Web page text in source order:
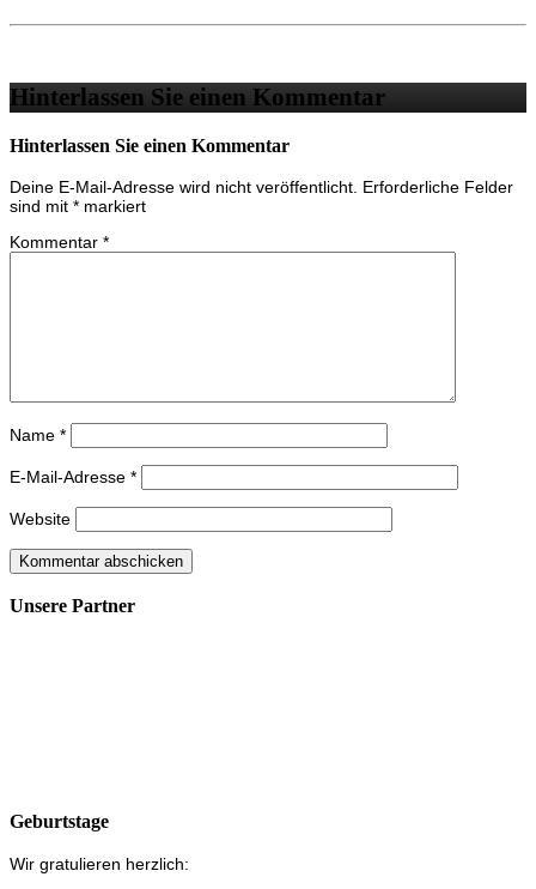
Hinterlassen Sie einen Kommentar
Hinterlassen Sie einen Kommentar
Deine E-Mail-Adresse wird nicht veröffentlicht. Erforderliche Felder
sind mit * markiert
Kommentar *
Name *
E-Mail-Adresse *
Website
Unsere Partner
Geburtstage
Wir gratulieren herzlich: